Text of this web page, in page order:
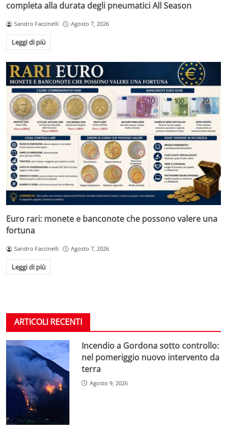
completa alla durata degli pneumatici All Season
Sandro Faccinelli Agosto 7, 2026
Leggi di più
Euro rari: monete e banconote che possono valere una
fortuna
Sandro Faccinelli Agosto 7, 2026
Leggi di più
ARTICOLI RECENTI
Incendio a Gordona sotto controllo:
nel pomeriggio nuovo intervento da
terra
Agosto 9, 2026